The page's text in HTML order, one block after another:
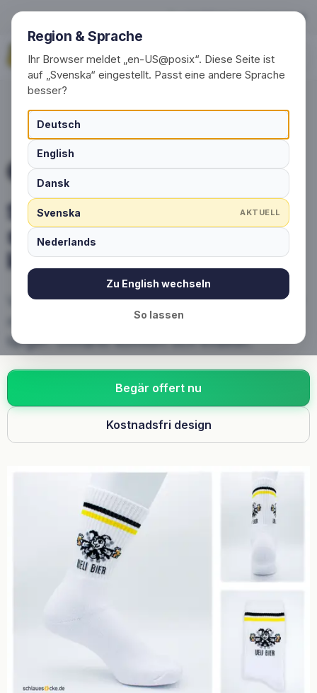
Skräddarsydda
Region & Sprache
Ihr Browser meldet „en-US@posix“. Diese Seite ist
auf „Svenska“ eingestellt. Passt eine andere Sprache
besser?
Deutsch
English
Dansk
Svenska AKTUELL
Nederlands
Zu English wechseln
So lassen
+49 (0) 30 / 20 23 68 91-0
Begär nu
SPORTSTRUMPOR "TRYCKTA"
Skräddarsydda
sportstrumpor med
logotyp och design
Vi producerar dina sportstrumpor: strumpor
med individuella logotyper, slogans och
färger. Utmärkt komfort och kvalitet.
Begär offert nu
Kostnadsfri design